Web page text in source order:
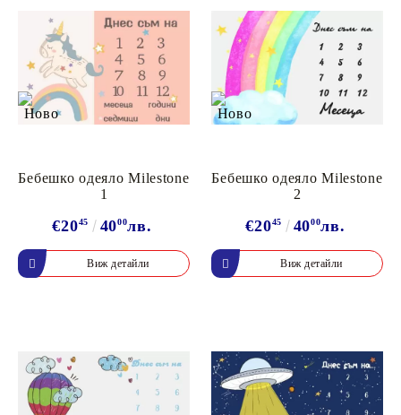
Бебешко одеяло Milestone
1
€2045 4000лв.
Виж детайли
Бебешко одеяло Milestone
2
€2045 4000лв.
Виж детайли